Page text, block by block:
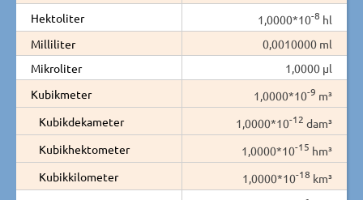
Hektoliter
1,0000*10-8 hl
Milliliter
0,0010000 ml
Mikroliter
1,0000 µl
Kubikmeter
1,0000*10-9 m³
Kubikdekameter
1,0000*10-12 dam³
Kubikhektometer
1,0000*10-15 hm³
Kubikkilometer
1,0000*10-18 km³